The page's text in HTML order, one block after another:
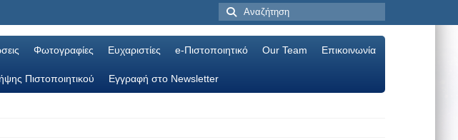
Φωτογραφίες Ευχαριστίες e-Πιστοποιητικό Our Team Επικοινωνία
Πιστοποιητικού Εγγραφή στο Newsletter